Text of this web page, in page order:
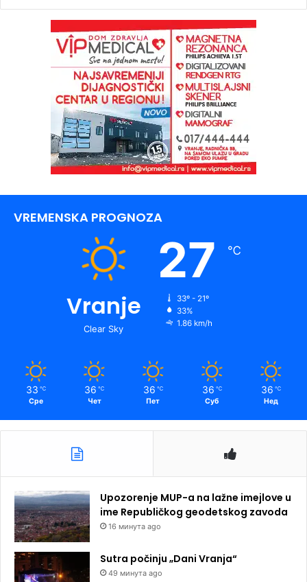
VREMENSKA PROGNOZA
Vranje
Clear Sky
27 ℃
33º - 21º
33%
1.86 km/h
33 ℃
Сре
36 ℃
Чет
36 ℃
Пет
36 ℃
Суб
36 ℃
Нед
Upozorenje MUP-a na lažne imejlove u
ime Republičkog geodetskog zavoda
16 минута ago
Sutra počinju „Dani Vranja“
49 минута ago